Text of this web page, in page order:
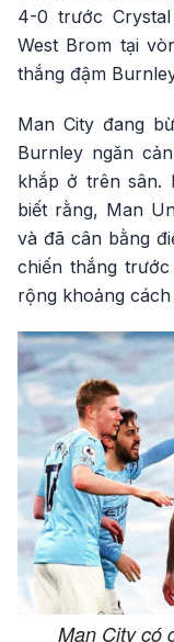
4-0 trước
West Brom tại
thắng đậm
Man City đang
Burnley ngăn
khắp ở trên sân.
biết rằng, Man
và đã cân bằng
chiến thắng
rộng khoảng
Man City có